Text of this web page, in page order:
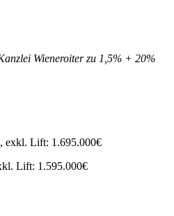
Wieneroiter zu 1,5% + 20%
exkl. Lift: 1.695.000€
Lift: 1.595.000€